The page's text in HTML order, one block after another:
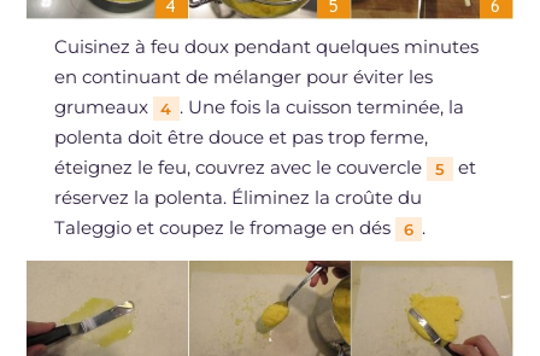
Cuisinez à feu doux pendant quelques minutes
en continuant de mélanger pour éviter les
grumeaux
4 . Une fois la cuisson terminée, la
polenta doit être douce et pas trop ferme,
éteignez le feu, couvrez avec le couvercle
5
et
réservez la polenta. Éliminez la croûte du
Taleggio et coupez le fromage en dés
6 .